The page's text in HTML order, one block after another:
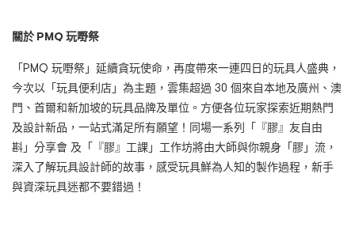
關於 PMQ 玩嘢祭
「PMQ 玩嘢祭」延續貪玩使命，再度帶來一連四日的玩具人盛典，
今次以「玩具便利店」為主題，雲集超過 30 個來自本地及廣州、澳
門、首爾和新加坡的玩具品牌及單位。方便各位玩家探索近期熱門
及設計新品，一站式滿足所有願望！同場一系列「『膠』友自由
斟」分享會 及「『膠』工課」工作坊將由大師與你親身「膠」流，
深入了解玩具設計師的故事，感受玩具鮮為人知的製作過程，新手
與資深玩具迷都不要錯過！